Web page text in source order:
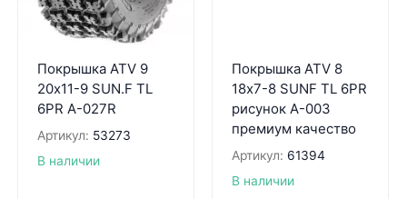
Покрышкa ATV 9
20х11-9 SUN.F TL
6PR A-027R
Артикул: 53273
В наличии
Покрышка ATV 8
18х7-8 SUNF TL 6PR
рисунок A-003
премиум качество
Артикул: 61394
В наличии